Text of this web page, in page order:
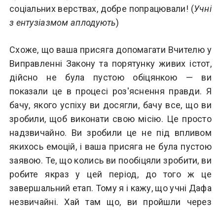
соціальних верствах, добре попрацювали! (Учні
з ентузіазмом аплодують)
Схоже, що ваша присяга допомагати Вчителю у
Виправленні Закону та порятунку живих істот,
дійсно не була пустою обіцянкою — ви
показали це в процесі роз'яснення правди. Я
бачу, якого успіху ви досягли, бачу все, що ви
зробили, щоб виконати свою місію. Це просто
надзвичайно. Ви зробили це не під впливом
якихось емоцій, і ваша присяга не була пустою
заявою. Те, що колись ви пообіцяли зробити, ви
робите якраз у цей період, до того ж це
завершальний етап. Тому я і кажу, що учні Дафа
незвичайні. Хай там що, ви пройшли через